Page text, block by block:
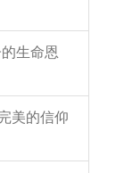
生命恩
美的信仰